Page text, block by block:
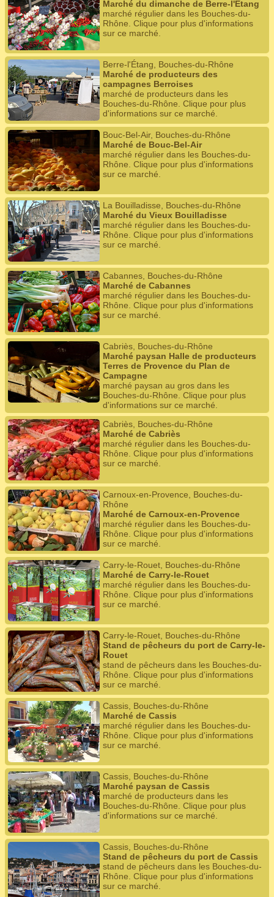
Marché du dimanche de Berre-l'Étang
marché régulier dans les Bouches-du-
Rhône. Clique pour plus d'informations
sur ce marché.
Berre-l'Étang, Bouches-du-Rhône
Marché de producteurs des
campagnes Berroises
marché de producteurs dans les
Bouches-du-Rhône. Clique pour plus
d'informations sur ce marché.
Bouc-Bel-Air, Bouches-du-Rhône
Marché de Bouc-Bel-Air
marché régulier dans les Bouches-du-
Rhône. Clique pour plus d'informations
sur ce marché.
La Bouilladisse, Bouches-du-Rhône
Marché du Vieux Bouilladisse
marché régulier dans les Bouches-du-
Rhône. Clique pour plus d'informations
sur ce marché.
Cabannes, Bouches-du-Rhône
Marché de Cabannes
marché régulier dans les Bouches-du-
Rhône. Clique pour plus d'informations
sur ce marché.
Cabriès, Bouches-du-Rhône
Marché paysan Halle de producteurs
Terres de Provence du Plan de
Campagne
marché paysan au gros dans les
Bouches-du-Rhône. Clique pour plus
d'informations sur ce marché.
Cabriès, Bouches-du-Rhône
Marché de Cabriès
marché régulier dans les Bouches-du-
Rhône. Clique pour plus d'informations
sur ce marché.
Carnoux-en-Provence, Bouches-du-
Rhône
Marché de Carnoux-en-Provence
marché régulier dans les Bouches-du-
Rhône. Clique pour plus d'informations
sur ce marché.
Carry-le-Rouet, Bouches-du-Rhône
Marché de Carry-le-Rouet
marché régulier dans les Bouches-du-
Rhône. Clique pour plus d'informations
sur ce marché.
Carry-le-Rouet, Bouches-du-Rhône
Stand de pêcheurs du port de Carry-le-
Rouet
stand de pêcheurs dans les Bouches-du-
Rhône. Clique pour plus d'informations
sur ce marché.
Cassis, Bouches-du-Rhône
Marché de Cassis
marché régulier dans les Bouches-du-
Rhône. Clique pour plus d'informations
sur ce marché.
Cassis, Bouches-du-Rhône
Marché paysan de Cassis
marché de producteurs dans les
Bouches-du-Rhône. Clique pour plus
d'informations sur ce marché.
Cassis, Bouches-du-Rhône
Stand de pêcheurs du port de Cassis
stand de pêcheurs dans les Bouches-du-
Rhône. Clique pour plus d'informations
sur ce marché.